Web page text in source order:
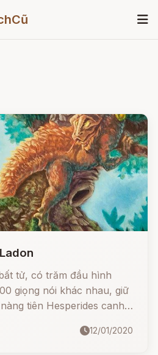
tử, có trăm đầu hình
giọng nói khác nhau, giữ
tiên Hesperides canh
12/01/2020